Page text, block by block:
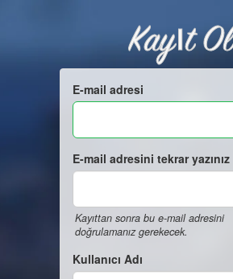
Kayıt Ol
E-mail adresi
E-mail adresini tekrar yazınız
Kayıttan sonra bu e-mail adresini
doğrulamanız gerekecek.
Kullanıcı Adı